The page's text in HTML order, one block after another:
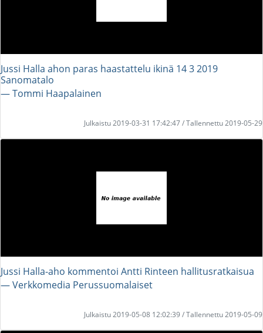
Jussi Halla ahon paras haastattelu ikinä 14 3 2019
Sanomatalo
― Tommi Haapalainen
Julkaistu 2019-03-31 17:42:47 / Tallennettu 2019-05-29
Jussi Halla-aho kommentoi Antti Rinteen hallitusratkaisua
― Verkkomedia Perussuomalaiset
Julkaistu 2019-05-08 12:02:39 / Tallennettu 2019-05-09